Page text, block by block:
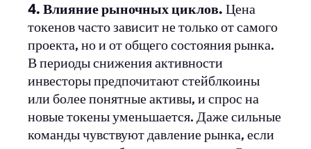
4. Влияние рыночных циклов. Цена
токенов часто зависит не только от самого
проекта, но и от общего состояния рынка.
В периоды снижения активности
инвесторы предпочитают стейблкоины
или более понятные активы, и спрос на
новые токены уменьшается. Даже сильные
команды чувствуют давление рынка, если